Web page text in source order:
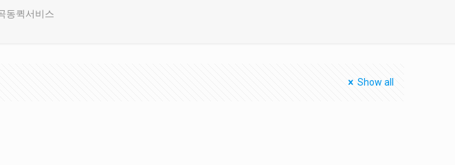
동퀵서비스
Show all